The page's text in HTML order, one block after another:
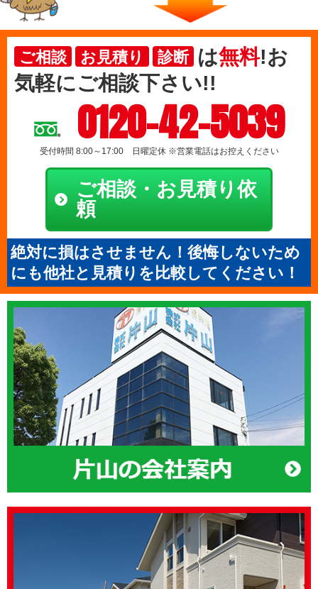
ご相談 お見積り 診断 は無料!お
気軽にご相談下さい!!
0120-42-5039
受付時間 8:00～17:00 日曜定休 ※営業電話はお控えください
ご相談・お見積り依
頼
絶対に損はさせません！後悔しないため
にも他社と見積りを比較してください！